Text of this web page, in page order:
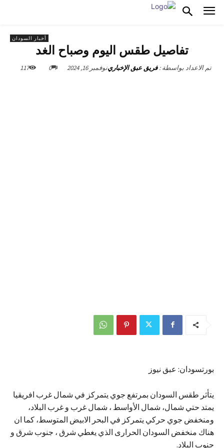
أخبار السودان
تفاصيل طقس اليوم وصباح الغد
تم الاعداد بواسطة : فريق عبق الإخبارينوفمبر 16, 2024 0
117
بورتسودان: عبق نيوز
يتأثر طقس السودان بمرتفع جوي يتمركز في شمال غرب افريقيا
يمتد حتي شمال، شمال الأواسط ، شمال غرب و غرب البلاد،
ومنخفض جوي حركي يتمركز في البحر الابيض المتوسط، كما ان
هناك منخفض السودان الحرارى الذي يغطي شرق ، جنوب شرق و
جنوب البلاد.